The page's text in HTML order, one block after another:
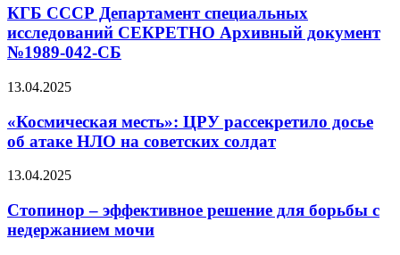
КГБ СССР Департамент специальных
исследований СЕКРЕТНО Архивный документ
№1989-042-СБ
13.04.2025
«Космическая месть»: ЦРУ рассекретило досье
об атаке НЛО на советских солдат
13.04.2025
Стопинор – эффективное решение для борьбы с
недержанием мочи